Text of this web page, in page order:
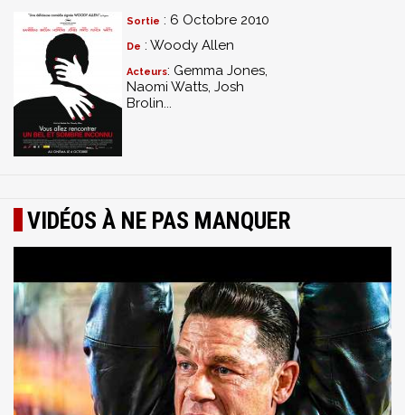
Sortie : 6 Octobre 2010
De : Woody Allen
Acteurs: Gemma Jones,
Naomi Watts, Josh
Brolin...
VIDÉOS À NE PAS MANQUER